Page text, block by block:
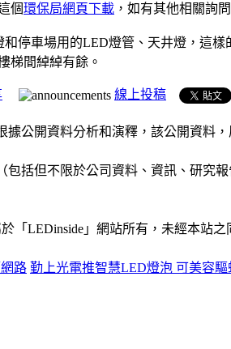
個環保局網頁下載 ，如有其他相關詢
停車場用的LED燈管、天井燈，這
梯間綽綽有餘。
線上投稿
據公開資料分析和演釋，該公開資
包括但不限於公司資料、資訊、研究
於「LEDinside」網站所有，未經本
路 勤上光電推智慧LED燈泡 可美容驅